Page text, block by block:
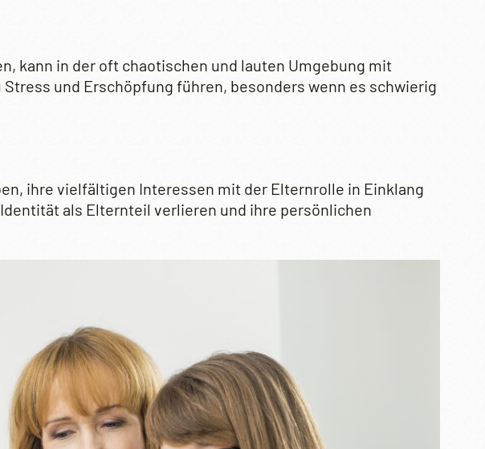
kann in der oft chaotischen und lauten Umgebung mit
und Erschöpfung führen, besonders wenn es schwierig
ihre vielfältigen Interessen mit der Elternrolle in Einklang
als Elternteil verlieren und ihre persönlichen